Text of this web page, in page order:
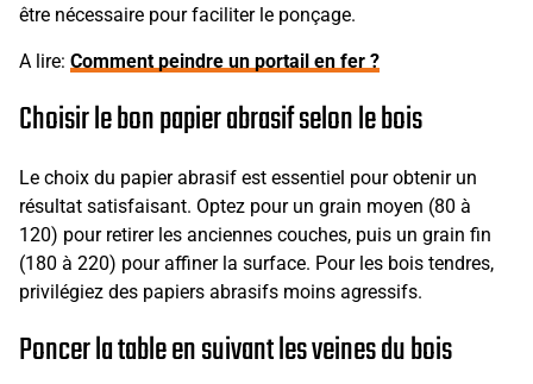
être nécessaire pour faciliter le ponçage.
A lire: Comment peindre un portail en fer ?
Choisir le bon papier abrasif selon le bois
Le choix du papier abrasif est essentiel pour obtenir un
résultat satisfaisant. Optez pour un grain moyen (80 à
120) pour retirer les anciennes couches, puis un grain fin
(180 à 220) pour affiner la surface. Pour les bois tendres,
privilégiez des papiers abrasifs moins agressifs.
Poncer la table en suivant les veines du bois